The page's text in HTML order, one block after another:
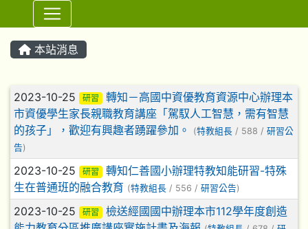
⏸
本站消息
文章列表
2023-10-25 研習
轉知－高國中資優教育資源中心辦理本
市資優學生家長親職教育講座「駕馭人工智慧，需有智慧
的孩子」，歡迎有興趣者踴躍參加。
(特教組長 / 588 / 研習公
告)
2023-10-25 研習
轉知仁善國小辦理特教知能研習-特殊
生在普通班的融合教育 (特教組長 / 556 / 研習公告)
2023-10-25 研習
檢送經國國中辦理本市112學年度創造